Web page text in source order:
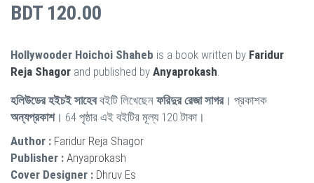
BDT 120.00
Hollywooder Hoichoi Shaheb is a book written by Faridur
Reja Shagor and published by Anyaprokash
হলিউডের হইচই সাহেববইটি লিখেছেন ফরিদুর রেজা সাগর। প্রকাশক
অন্যপ্রকাশ। 64 পৃষ্ঠার এই বইটির মূল্য 120 টাকা।
Author : Faridur Reja Shagor
Publisher : Anyaprokash
Cover Designer : Dhruv Es